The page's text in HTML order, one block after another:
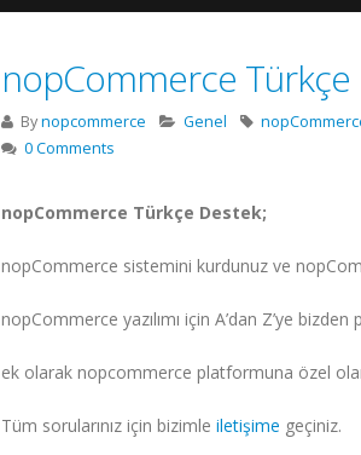
nopCommerce Türkçe
Bynopcommerce Genel
0 Comments
nopCommerce Türkçe Destek;
nopCommerce sistemini kurdunuz ve
nopCommerce yazılımı için A’dan Z’ye
ek olarak nopcommerce platformuna özel
Tüm sorularınız için bizimle iletişime geçiniz.